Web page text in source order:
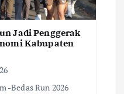
Jadi Penggerak
Kabupaten
-Bedas Run 2026